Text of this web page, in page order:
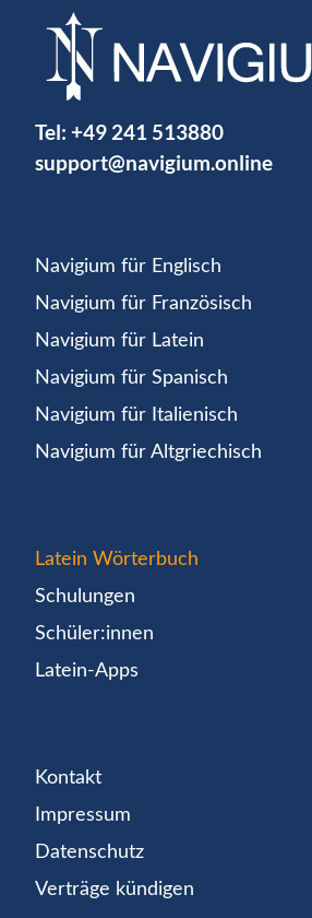
Tel: +49 241 513880
support@navigium.online
Navigium für Englisch
Navigium für Französisch
Navigium für Latein
Navigium für Spanisch
Navigium für Italienisch
Navigium für Altgriechisch
Latein Wörterbuch
Schulungen
Schüler:innen
Latein-Apps
Kontakt
Impressum
Datenschutz
Verträge kündigen